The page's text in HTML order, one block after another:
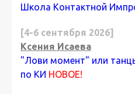
Школа Контактной
[4-6 сентября 2026]
Ксения Исаева
"Лови момент" или
по КИ НОВОЕ!